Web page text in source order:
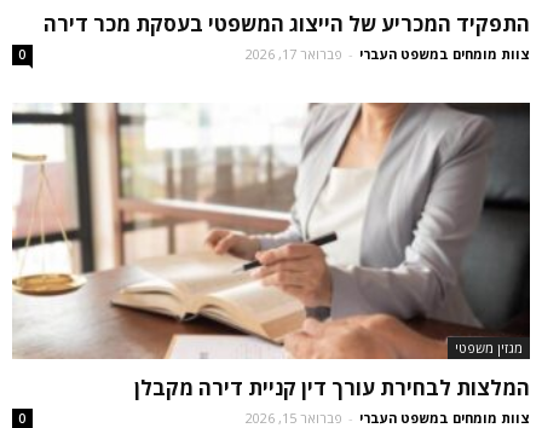
התפקיד המכריע של הייצוג המשפטי בעסקת מכר דירה
צוות מומחים במשפט העברי - פברואר 17, 2026 0
מגזין משפטי
המלצות לבחירת עורך דין קניית דירה מקבלן
צוות מומחים במשפט העברי - פברואר 15, 2026 0